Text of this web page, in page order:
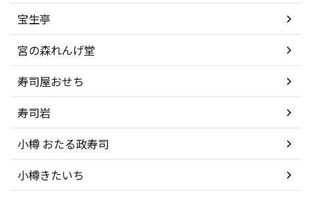
宝生亭
宮の森れんげ堂
寿司屋おせち
寿司岩
小樽 おたる政寿司
小樽きたいち